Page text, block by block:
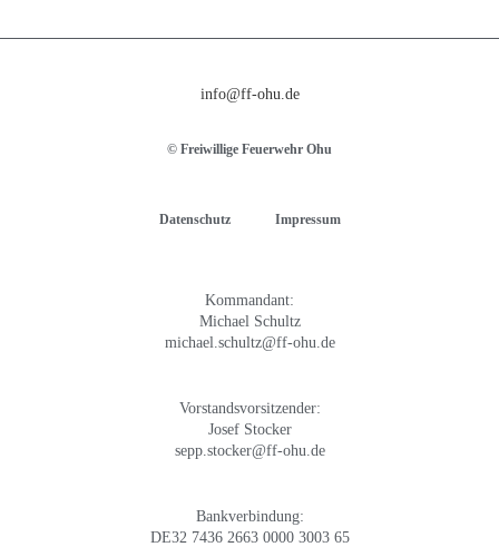
info@ff-ohu.de
© Freiwillige Feuerwehr Ohu
Datenschutz Impressum
Kommandant:
Michael Schultz
michael.schultz@ff-ohu.de
Vorstandsvorsitzender:
Josef Stocker
sepp.stocker@ff-ohu.de
Bankverbindung:
DE32 7436 2663 0000 3003 65